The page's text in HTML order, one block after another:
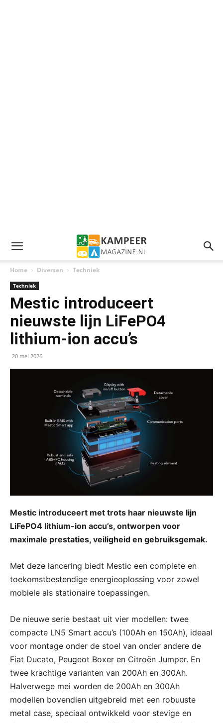
Home Diversen Techniek
Techniek
Mestic introduceert
nieuwste lijn LiFePO4
lithium-ion accu’s
20 mei 2026
Mestic introduceert met trots haar nieuwste lijn
LiFePO4 lithium-ion accu’s, ontworpen voor
maximale prestaties, veiligheid en gebruiksgemak.
Met deze lancering biedt Mestic een complete en
toekomstbestendige energieoplossing voor zowel
mobiele als stationaire toepassingen.
De nieuwe serie bestaat uit vier modellen: twee
compacte LN5 Smart accu’s (100Ah en 150Ah), ideaal
voor montage onder de stoel van onder andere de
Fiat Ducato, Peugeot Boxer en Citroën Jumper. En
twee krachtige varianten van 200Ah en 300Ah.
Halverwege mei worden de 200Ah en 300Ah
modellen bovendien uitgebreid met een robuuste
metal case, speciaal ontwikkeld voor stevige en